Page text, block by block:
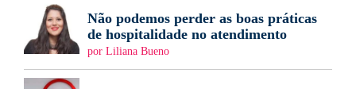
Não podemos perder as boas práticas
de hospitalidade no atendimento
por Liliana Bueno